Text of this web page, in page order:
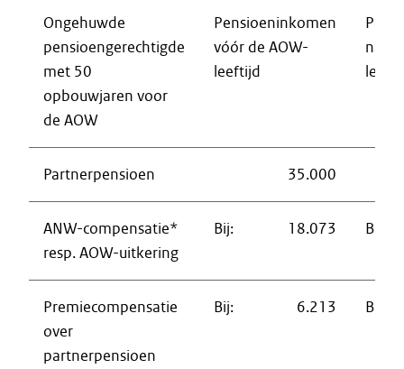
Ongehuwde
pensioengerechtigde
met 50
opbouwjaren voor
de AOW
Pensioeninkomen
vóór de AOW-
leeftijd
na
Partnerpensioen 35.000
ANW-compensatie*
resp. AOW-uitkering
Bij: 18.073 Bij:
Premiecompensatie
over
partnerpensioen
Bij: 6.213 Bij: